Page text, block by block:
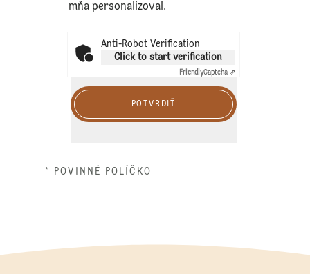
mňa personalizoval.
Anti-Robot Verification
Click to start verification
FriendlyCaptcha ⇗
POTVRDIŤ
* POVINNÉ POLÍČKO